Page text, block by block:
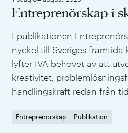
Entreprenörskap i
I publikationen
nyckel till Sveriges framtida
lyfter IVA behovet av att
kreativitet,
handlingskraft redan från
Entreprenörskap Publikation